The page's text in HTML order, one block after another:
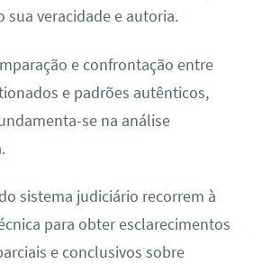
sua veracidade e autoria.
e confrontação entre
e padrões autênticos,
se na análise
sistema judiciário recorrem à
para obter esclarecimentos
e conclusivos sobre